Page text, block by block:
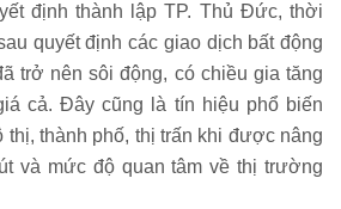
định thành lập TP. Thủ Đức, thời
quyết định các giao dịch bất động
trở nên sôi động, có chiều gia tăng
cả. Đây cũng là tín hiệu phổ biến
thành phố, thị trấn khi được nâng
và mức độ quan tâm về thị trường